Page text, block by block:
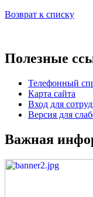
Возврат к списку
Полезные
Телефонный
Карта сайта
Вход для
Версия для
Важная